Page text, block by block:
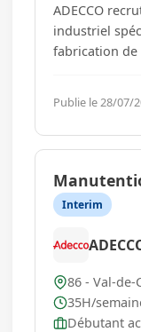
ADECCO
industriel
fabrication de
l'agriculture,
CDD jusqu'à
Civray
Publie le 28/07/
Interim
86 - Val-
35H/
Débutant